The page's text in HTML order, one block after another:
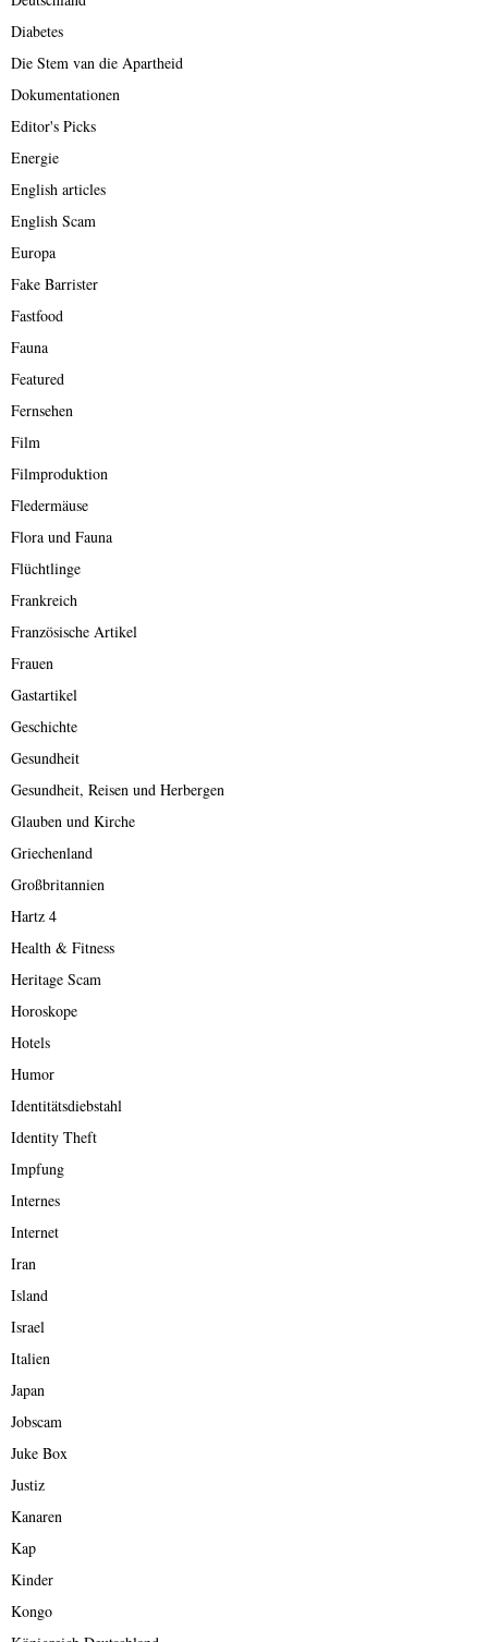
Diabetes
Die Stem van die Apartheid
Dokumentationen
Editor's Picks
Energie
English articles
English Scam
Europa
Fake Barrister
Fastfood
Fauna
Featured
Fernsehen
Film
Filmproduktion
Fledermäuse
Flora und Fauna
Flüchtlinge
Frankreich
Französische Artikel
Frauen
Gastartikel
Geschichte
Gesundheit
Gesundheit, Reisen und Herbergen
Glauben und Kirche
Griechenland
Großbritannien
Hartz 4
Health & Fitness
Heritage Scam
Horoskope
Hotels
Humor
Identitätsdiebstahl
Identity Theft
Impfung
Internes
Internet
Iran
Island
Israel
Italien
Japan
Jobscam
Juke Box
Justiz
Kanaren
Kap
Kinder
Kongo